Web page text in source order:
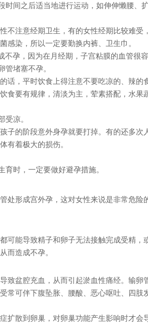
时间之后适当地进行运动， 如伸伸懒腰、
不注意经期卫生， 有的女性经期比较难受，
感染， 所以一定要勤换内裤、卫生巾。
不孕， 因为在月经期， 子宫粘膜的血管很
管堵塞不孕。
话， 平时饮食上得注意不要吃凉的、辣的
食要有规律， 清淡为主，荤素搭配， 水果
受凉。
子的阶段意外身孕就要打掉。 有的还多次
有着极大的损伤。
育时， 一定要做好避孕措施。
处形成宫外孕，这对女性来说是非常危险
都可能导致精子和卵子无法接触完成受精，
而造成不孕。
致盆腔充血，从而引起淤血性痛经。 输卵
常可伴下腹坠胀、腰酸、 恶心呕吐、四肢
扩散到卵巢， 对卵巢功能产生影响时才会